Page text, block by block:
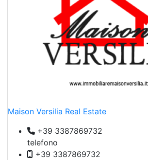
Maison Versilia Real Estate
+39 3387869732
telefono
+39 3387869732